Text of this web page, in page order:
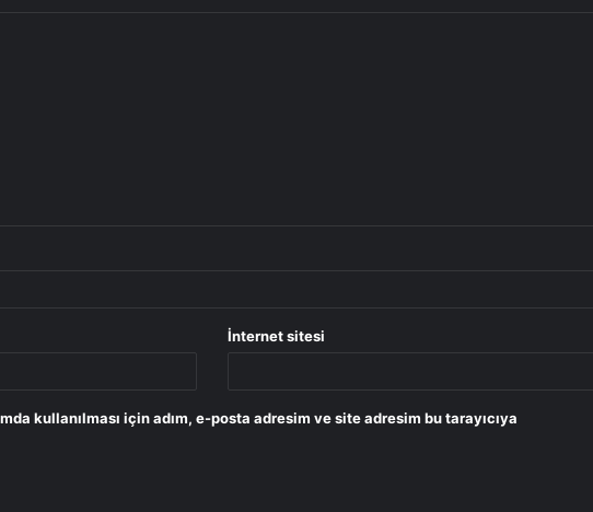
İnternet sitesi
kullanılması için adım, e-posta adresim ve site adresim bu tarayıcıya